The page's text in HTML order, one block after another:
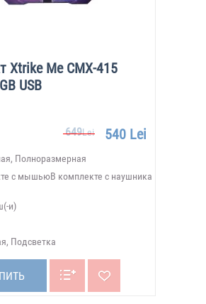
Xtrike Me CMX-415
USB
649Lei 540 Lei
Полноразмерная
с мышьюВ комплекте с наушника
и)
Подсветка